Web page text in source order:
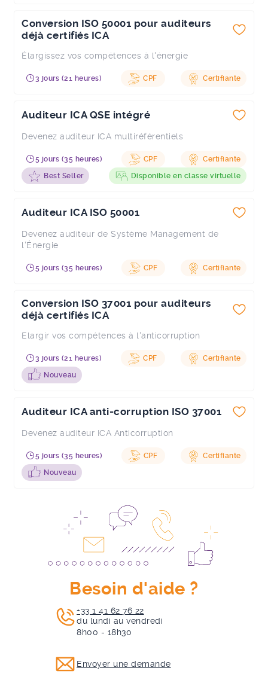
Conversion ISO 50001 pour auditeurs
déjà certifiés ICA
Élargissez vos compétences à l'énergie
3 jours (21 heures) CPF Certifiante
Auditeur ICA QSE intégré
Devenez auditeur ICA multiréférentiels
5 jours (35 heures) CPF
Certifiante
Best Seller
Disponible en classe virtuelle
Auditeur ICA ISO 50001
Devenez auditeur de Système Management de
l'Énergie
5 jours (35 heures) CPF Certifiante
Conversion ISO 37001 pour auditeurs
déjà certifiés ICA
Elargir vos compétences à l'anticorruption
3 jours (21 heures) CPF
Certifiante
Nouveau
Auditeur ICA anti-corruption ISO 37001
Devenez auditeur ICA Anticorruption
5 jours (35 heures) CPF
Certifiante
Nouveau
Besoin d'aide ?
+33 1 41 62 76 22
du lundi au vendredi
8h00 - 18h30
Envoyer une demande